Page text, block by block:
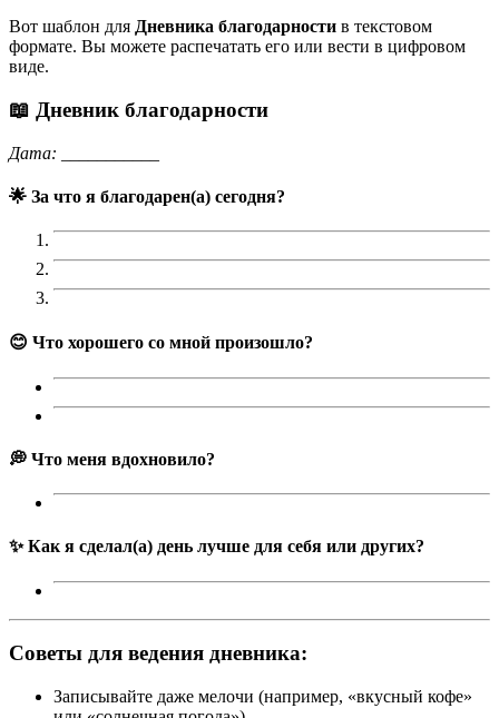
Вот шаблон для Дневника благодарности в текстовом
формате. Вы можете распечатать его или вести в цифровом
виде.
📖 Дневник благодарности
Дата: ___________
🌟 За что я благодарен(а) сегодня?
😊 Что хорошего со мной произошло?
💭 Что меня вдохновило?
✨Как я сделал(а) день лучше для себя или других?
Советы для ведения дневника:
Записывайте даже мелочи (например, «вкусный кофе»